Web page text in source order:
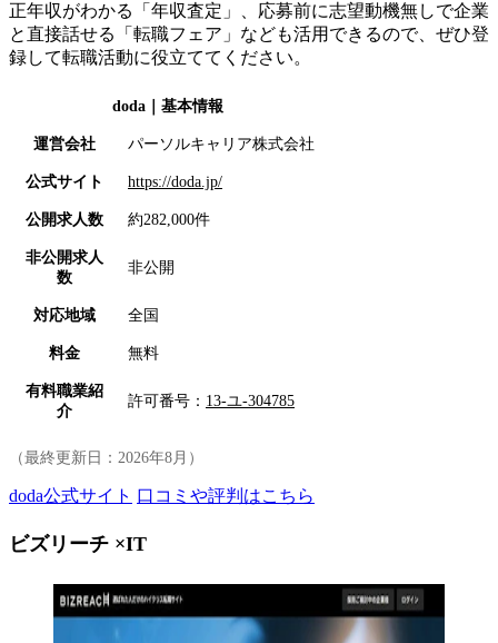
正年収がわかる「年収査定」、応募前に志望動機無しで企業
と直接話せる「転職フェア」なども活用できるので、ぜひ登
録して転職活動に役立ててください。
doda｜基本情報
運営会社 パーソルキャリア株式会社
公式サイト https://doda.jp/
公開求人数 約282,000件
非公開求人
数
非公開
対応地域 全国
料金 無料
有料職業紹
介
許可番号： 13-ユ-304785
（最終更新日： 2026年8月 ）
doda公式サイト 口コミや評判はこちら
ビズリーチ ×IT